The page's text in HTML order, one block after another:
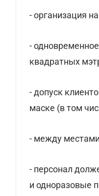
- организация
-
квадратных
- допуск
маске (в том
- между
- персонал
и одноразовые